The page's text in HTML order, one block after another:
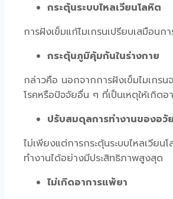
กระตุ้นระบบไหลเวียนโลหิต
การฝังเข็มแก้ไมเกรนเปรียบเสมือน
กระตุ้นภูมิคุ้มกันในร่างกาย
กล่าวคือ นอกจากการฝังเข็มไมเกรน
โรคหรือปัจจัยอื่น ๆ ที่เป็นเหตุให้เกิด
ปรับสมดุลการทำงานของอวัย
ไม่เพียงแต่การกระตุ้นระบบไหลเวีย
ทำงานได้อย่างมีประสิทธิภาพสูงสุด
ไม่เกิดอาการแพ้ยา